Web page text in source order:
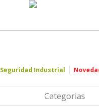
Seguridad Industrial
Categorias